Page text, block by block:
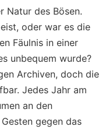
Natur des Bösen.
oder war es die
Fäulnis in einer
unbequem wurde?
Archiven, doch die
Jedes Jahr am
an den
gegen das